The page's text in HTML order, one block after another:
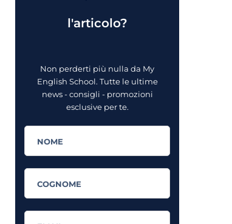
l'articolo?
Non perderti più nulla da My
English School. Tutte le ultime
news - consigli - promozioni
esclusive per te.